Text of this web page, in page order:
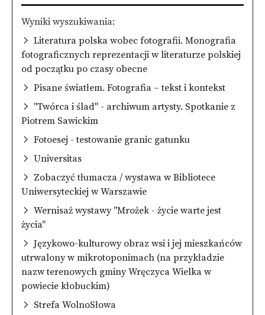
Wyniki wyszukiwania
Literatura polska wobec fotografii. Monografia
fotograficznych reprezentacji w literaturze polskiej
od początku po czasy obecne
Pisane światłem. Fotografia – tekst i kontekst
"Twórca i ślad" - archiwum artysty. Spotkanie z
Piotrem Sawickim
Fotoesej - testowanie granic gatunku
Universitas
Zobaczyć tłumacza / wystawa w Bibliotece
Uniwersyteckiej w Warszawie
Wernisaż wystawy "Mrożek - życie warte jest
życia"
Językowo-kulturowy obraz wsi i jej mieszkańców
utrwalony w mikrotoponimach (na przykładzie
nazw terenowych gminy Wręczyca Wielka w
powiecie kłobuckim)
Strefa WolnoSłowa